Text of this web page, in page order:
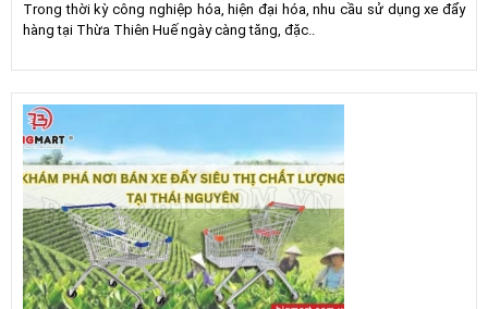
Trong thời kỳ công nghiệp hóa, hiện đại hóa, nhu cầu sử dụng xe đẩy
hàng tại Thừa Thiên Huế ngày càng tăng, đặc..